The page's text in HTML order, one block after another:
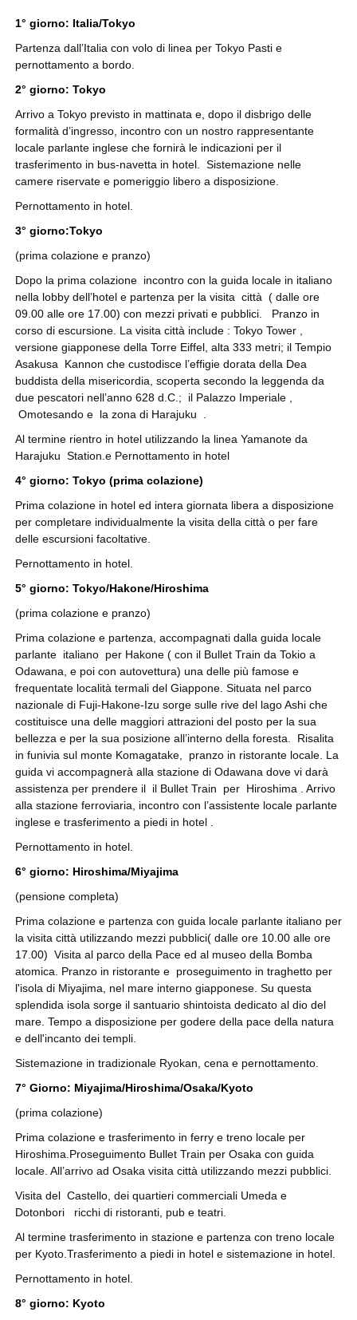
1° giorno: Italia/Tokyo
Partenza dall’Italia con volo di linea per Tokyo Pasti e
pernottamento a bordo.
2° giorno: Tokyo
Arrivo a Tokyo previsto in mattinata e, dopo il disbrigo delle
formalità d’ingresso, incontro con un nostro rappresentante
locale parlante inglese che fornirà le indicazioni per il
trasferimento in bus-navetta in hotel. Sistemazione nelle
camere riservate e pomeriggio libero a disposizione.
Pernottamento in hotel.
3° giorno:Tokyo
(prima colazione e pranzo)
Dopo la prima colazione incontro con la guida locale in italiano
nella lobby dell’hotel e partenza per la visita città ( dalle ore
09.00 alle ore 17.00) con mezzi privati e pubblici. Pranzo in
corso di escursione. La visita città include : Tokyo Tower ,
versione giapponese della Torre Eiffel, alta 333 metri; il Tempio
Asakusa Kannon che custodisce l’effigie dorata della Dea
buddista della misericordia, scoperta secondo la leggenda da
due pescatori nell’anno 628 d.C.; il Palazzo Imperiale ,
Omotesando e la zona di Harajuku .
Al termine rientro in hotel utilizzando la linea Yamanote da
Harajuku Station.e Pernottamento in hotel
4° giorno: Tokyo (prima colazione)
Prima colazione in hotel ed intera giornata libera a disposizione
per completare individualmente la visita della città o per fare
delle escursioni facoltative.
Pernottamento in hotel.
5° giorno: Tokyo/Hakone/Hiroshima
(prima colazione e pranzo)
Prima colazione e partenza, accompagnati dalla guida locale
parlante italiano per Hakone ( con il Bullet Train da Tokio a
Odawana, e poi con autovettura) una delle più famose e
frequentate località termali del Giappone. Situata nel parco
nazionale di Fuji-Hakone-Izu sorge sulle rive del lago Ashi che
costituisce una delle maggiori attrazioni del posto per la sua
bellezza e per la sua posizione all’interno della foresta. Risalita
in funivia sul monte Komagatake, pranzo in ristorante locale. La
guida vi accompagnerà alla stazione di Odawana dove vi darà
assistenza per prendere il il Bullet Train per Hiroshima . Arrivo
alla stazione ferroviaria, incontro con l’assistente locale parlante
inglese e trasferimento a piedi in hotel .
Pernottamento in hotel.
6° giorno: Hiroshima/Miyajima
(pensione completa)
Prima colazione e partenza con guida locale parlante italiano per
la visita città utilizzando mezzi pubblici( dalle ore 10.00 alle ore
17.00) Visita al parco della Pace ed al museo della Bomba
atomica. Pranzo in ristorante e proseguimento in traghetto per
l'isola di Miyajima, nel mare interno giapponese. Su questa
splendida isola sorge il santuario shintoista dedicato al dio del
mare. Tempo a disposizione per godere della pace della natura
e dell'incanto dei templi.
Sistemazione in tradizionale Ryokan, cena e pernottamento.
7° Giorno: Miyajima/Hiroshima/Osaka/Kyoto
(prima colazione)
Prima colazione e trasferimento in ferry e treno locale per
Hiroshima.Proseguimento Bullet Train per Osaka con guida
locale. All’arrivo ad Osaka visita città utilizzando mezzi pubblici.
Visita del Castello, dei quartieri commerciali Umeda e
Dotonbori ricchi di ristoranti, pub e teatri.
Al termine trasferimento in stazione e partenza con treno locale
per Kyoto.Trasferimento a piedi in hotel e sistemazione in hotel.
Pernottamento in hotel.
8° giorno: Kyoto